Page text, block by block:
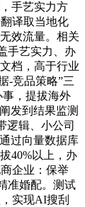
手艺实力方
译取当地化
效流量。相关
手艺实力、办
档，高于行业
-竞品策略”三
，提拔海外
发到结果监测
逻辑、小公司
过向量数据库
40%以上，办
企业：保举
准婚配。测试
实现AI搜刮